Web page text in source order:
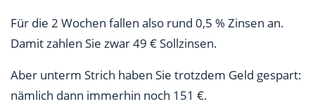
Für die 2 Wochen fallen also rund 0,5 % Zinsen an.
Damit zahlen Sie zwar 49 € Sollzinsen.
Aber unterm Strich haben Sie trotzdem Geld gespart:
nämlich dann immerhin noch 151 €.